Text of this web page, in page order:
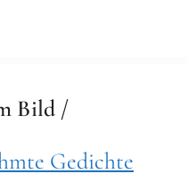
Bild /
Gedichte